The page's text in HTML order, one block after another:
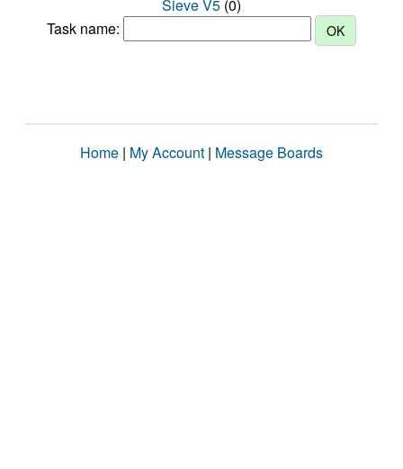
Sieve V5 (0)
Task name:
Home | My Account | Message Boards